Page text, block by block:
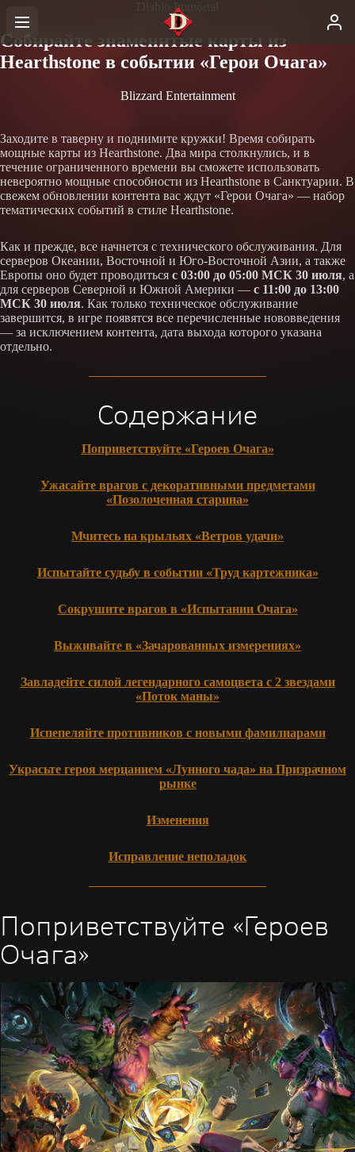
Diablo Immortal
Собирайте знаменитые карты из
Hearthstone в событии «Герои Очага»
Blizzard Entertainment
Заходите в таверну и поднимите кружки! Время собирать
мощные карты из Hearthstone. Два мира столкнулись, и в
течение ограниченного времени вы сможете использовать
невероятно мощные способности из Hearthstone в Санктуарии. В
свежем обновлении контента вас ждут «Герои Очага» — набор
тематических событий в стиле Hearthstone.
Как и прежде, все начнется с технического обслуживания. Для
серверов Океании, Восточной и Юго-Восточной Азии, а также
Европы оно будет проводиться с 03:00 до 05:00 МСК 30 июля, а
для серверов Северной и Южной Америки — с 11:00 до 13:00
МСК 30 июля. Как только техническое обслуживание
завершится, в игре появятся все перечисленные нововведения
— за исключением контента, дата выхода которого указана
отдельно.
Содержание
Поприветствуйте «Героев Очага»
Ужасайте врагов с декоративными предметами
«Позолоченная старина»
Мчитесь на крыльях «Ветров удачи»
Испытайте судьбу в событии «Труд картежника»
Сокрушите врагов в «Испытании Очага»
Выживайте в «Зачарованных измерениях»
Завладейте силой легендарного самоцвета с 2 звездами
«Поток маны»
Испепеляйте противников с новыми фамилиарами
Украсьте героя мерцанием «Лунного чада» на Призрачном
рынке
Изменения
Исправление неполадок
Поприветствуйте «Героев
Очага»